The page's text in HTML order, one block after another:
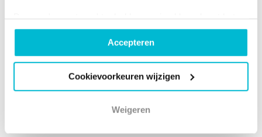
plaatsen van al onze cookies. Je kunt bij
'cookievoorkeuren wijzigen' zelf aangeven welke cookies
jouw akkoord krijgen. En door te 'weigeren' worden alleen
de functionele cookies geplaatst. Bekijk
Accepteren
Cookievoorkeuren wijzigen
Weigeren
tijdens het lezen of werken op korte afstand.
Kies voor multifocale contactlenzen. De hele
dag zie je scherp, zowel veraf als dichtbij.
Bekijk van dichtbij